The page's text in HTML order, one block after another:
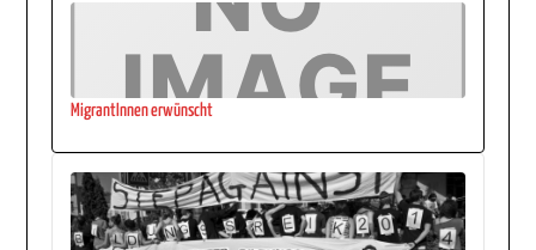
MigrantInnen erwünscht